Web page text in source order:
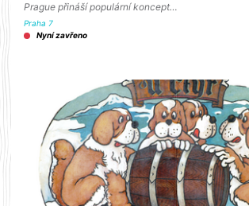
Prague přináší populární koncept…
Praha 7
Nyní zavřeno